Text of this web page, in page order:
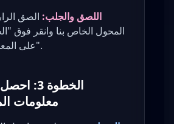
اللصق والجلب: الصق
المحول الخاص بنا وانقر فوق
على المعلومات".
الخطوة 3:
معلومات